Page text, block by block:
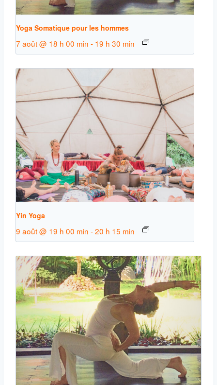
Yoga Somatique pour les hommes
7 août @ 18 h 00 min - 19 h 30 min
Yin Yoga
9 août @ 19 h 00 min -20 h 15 min